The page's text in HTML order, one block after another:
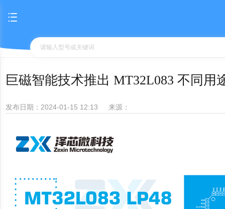
巨磁智能技术推出 MT32L083 不同用
来源：
发布日期：2024-01-15 12:13